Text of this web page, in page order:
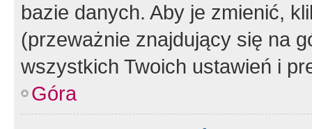
bazie danych. Aby je zmienić,
(przeważnie znajdujący się na
wszystkich Twoich ustawień i
Góra